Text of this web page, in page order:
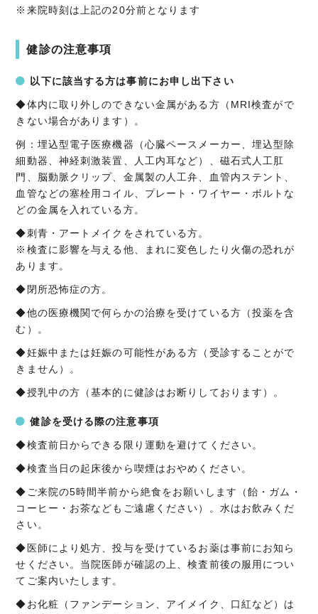
※来院時刻は上記の20分前となります
健診の注意事項
以下に該当する方は事前にお申し出下さい
◆体内に取り外しのできない金属がある方（ MRI検査がで
きない場合があります）。
例：埋込型電子医療機器（心臓ペースメーカー、埋込型除
細動器、 神経刺激装置、人工内耳など）、磁石式人工肛
門、脳動脈クリップ、金属製の人工弁、血管内ステント、
血管などの塞栓用コイル、プレート・ワイヤー・ボルトな
どの金属を入れている方。
◆刺青・アートメイクをされている方。
※検査に影響を与える他、
まれに変色したり火傷の恐れが
あります。
◆閉所恐怖症の方。
◆他の医療機関で何らかの治療を受けている方（投薬を含
む）。
◆妊娠中または妊娠の可能性がある方（ 受診することがで
きません）。
◆授乳中の方（基本的に健診はお断りしております）。
健診を受ける際の注意事項
◆検査前日からできる限り運動を避けてください。
◆検査当日の起床後から喫煙はおやめください。
◆ご来院の5時間半前から絶食をお願いします（飴・ガム・
コーヒー・お茶などもご遠慮ください）。水はお飲みくだ
さい。
◆医師により処方、投与を受けているお薬は事前にお知ら
せください。 当院医師が確認の上、検査前後の服用につい
てご案内いたします。
◆お化粧（ファンデーション、アイメイク、口紅など） は